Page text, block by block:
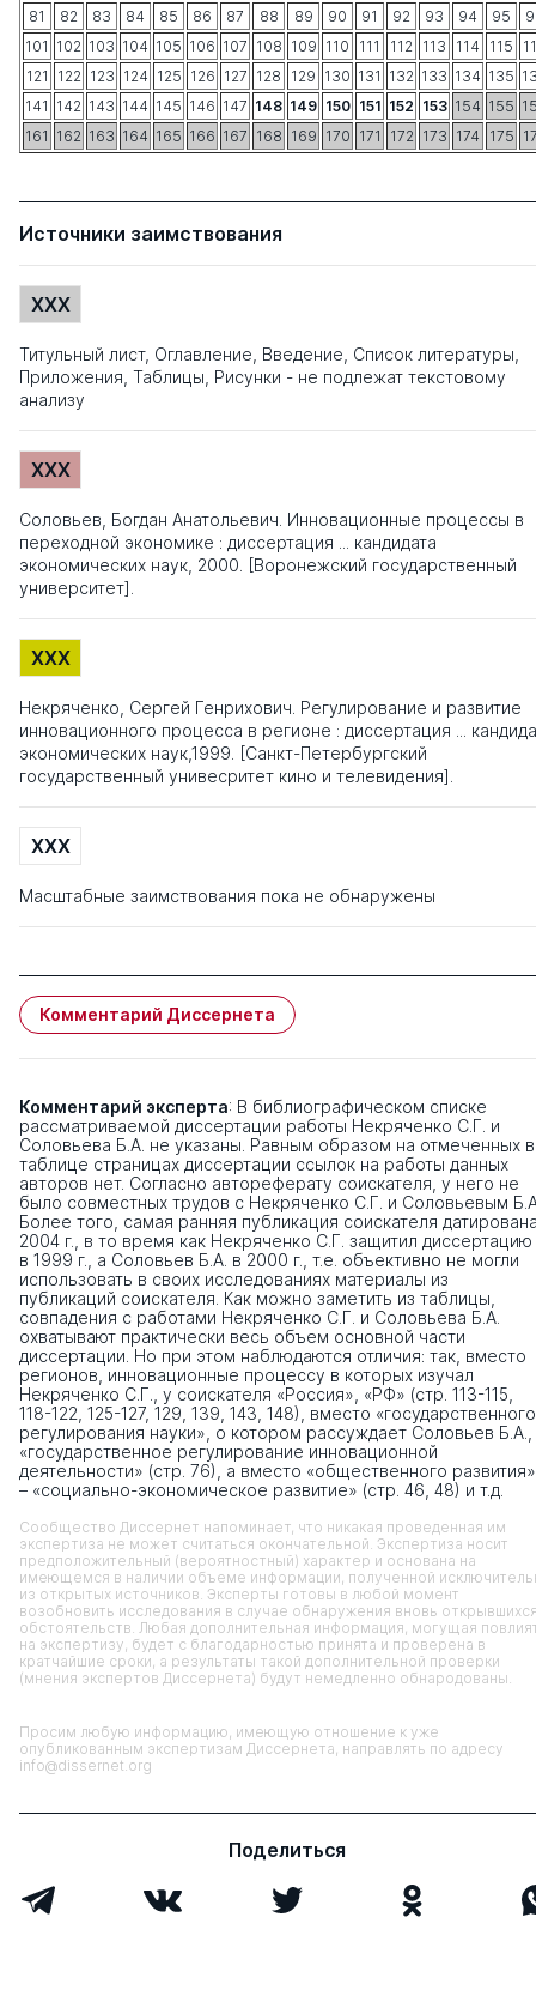
81
82 83 84 85 86 87 88 89 90 91 92 93 94 95
101 102 103 104 105 106 107 108 109 110 111 112 113 114 115
121
122 123 124 125 126 127 128 129 130 131 132 133 134 135
141 142 143 144 145 146 147 148 149 150 151 152 153 154 155
161 162 163 164 165 166 167 168 169 170 171 172 173 174 175
Источники заимствования
XXX
Титульный лист, Оглавление, Введение, Список литературы,
Приложения, Таблицы, Рисунки - не подлежат текстовому
анализу
XXX
Соловьев, Богдан Анатольевич. Инновационные процессы в
переходной экономике : диссертация ... кандидата
экономических наук, 2000. [Воронежский государственный
университет].
XXX
Некряченко, Сергей Генрихович. Регулирование и развитие
инновационного процесса в регионе : диссертация ...
экономических наук,1999. [Санкт-Петербургский
государственный унивесритет кино и телевидения].
XXX
Масштабные заимствования пока не обнаружены
Комментарий Диссернета
Комментарий эксперта: В библиографическом списке
рассматриваемой диссертации работы Некряченко С.Г. и
Соловьева Б.А. не указаны. Равным образом на отмеченных в
таблице страницах диссертации ссылок на работы данных
авторов нет. Согласно автореферату соискателя, у него не
было совместных трудов с Некряченко С.Г. и Соловьевым
Более того, самая ранняя публикация соискателя
2004 г., в то время как Некряченко С.Г. защитил диссертацию
в 1999 г., а Соловьев Б.А. в 2000 г., т.е. объективно не могли
использовать в своих исследованиях материалы из
публикаций соискателя. Как можно заметить из таблицы,
совпадения с работами Некряченко С.Г. и Соловьева Б.А.
охватывают практически весь объем основной части
диссертации. Но при этом наблюдаются отличия: так, вместо
регионов, инновационные процессу в которых изучал
Некряченко С.Г., у соискателя «Россия», «РФ» (стр. 113-115,
118-122, 125-127, 129, 139, 143, 148), вместо «государственного
регулирования науки», о котором рассуждает Соловьев Б.А.,
«государственное регулирование инновационной
деятельности» (стр. 76), а вместо «общественного развития»
– «социально-экономическое развитие» (стр. 46, 48) и т.д.
Сообщество Диссернет напоминает, что никакая проведенная им
экспертиза не может считаться окончательной. Экспертиза носит
предположительный (вероятностный) характер и основана на
имеющемся в наличии объеме информации, полученной
из открытых источников. Эксперты готовы в любой момент
возобновить исследования в случае обнаружения вновь
обстоятельств. Любая дополнительная информация, могущая
на экспертизу, будет с благодарностью принята и проверена в
кратчайшие сроки, а результаты такой дополнительной проверки
(мнения экспертов Диссернета) будут немедленно обнародованы.
Просим любую информацию, имеющую отношение к уже
опубликованным экспертизам Диссернета, направлять по адресу
info@dissernet.org
Поделиться